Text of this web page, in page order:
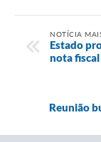
NOTÍCIA
Estado
nota
Reunião